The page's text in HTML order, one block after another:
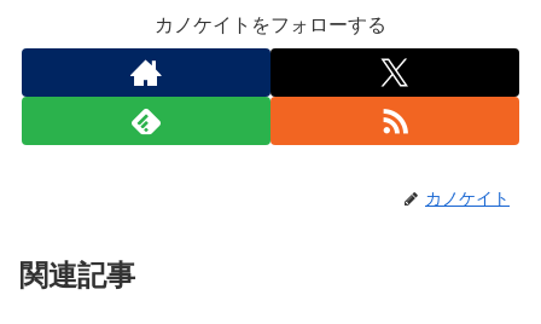
カノケイトをフォローする
カノケイト
関連記事